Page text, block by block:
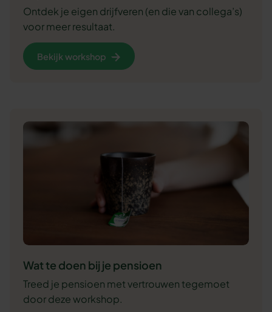
Ontdek je eigen drijfveren (en die van collega’s)
voor meer resultaat.
Bekijk workshop
Wat te doen bij je pensioen
Treed je pensioen met vertrouwen tegemoet
door deze workshop.